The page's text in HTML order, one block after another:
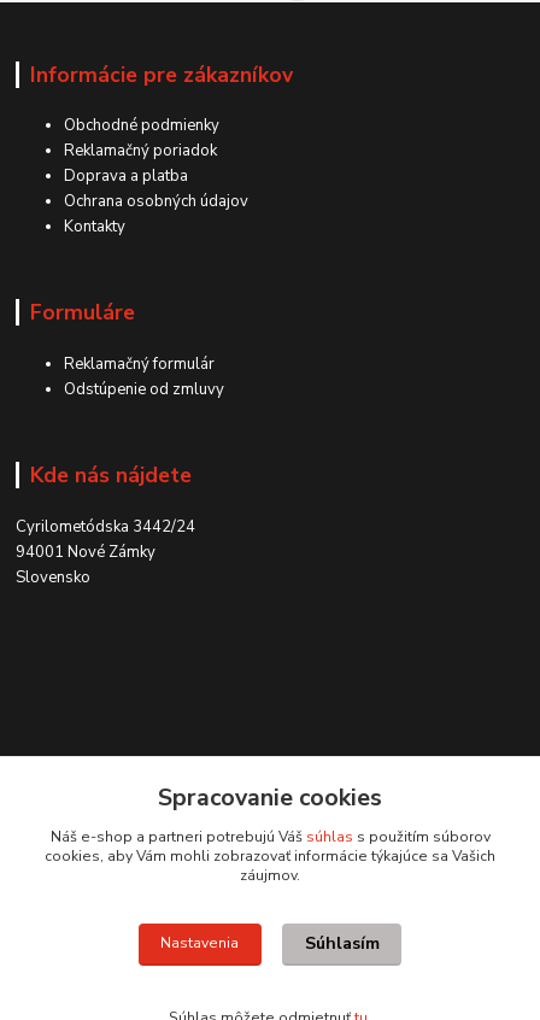
Informácie pre zákazníkov
Obchodné podmienky
Reklamačný poriadok
Doprava a platba
Ochrana osobných údajov
Kontakty
Formuláre
Reklamačný formulár
Odstúpenie od zmluvy
Kde nás nájdete
Cyrilometódska 3442/24
94001 Nové Zámky
Slovensko
0915 707 737
(Po-Pia, 8-15 hod.)
Spracovanie cookies
Náš e-shop a partneri potrebujú Váš súhlas s použitím súborov
cookies, aby Vám mohli zobrazovať informácie týkajúce sa Vašich
záujmov.
Nastavenia Súhlasím